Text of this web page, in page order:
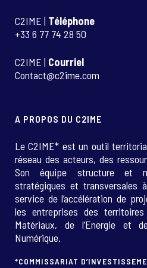
C2IME | Téléphone
+33 6 77 74 28 50
C2IME | Courriel
Contact@c2ime.com
A PROPOS DU C2IME
Le C2IME* est un outil
réseau des acteurs, des
Son équipe structure et
stratégiques et transversales
service de l’accélération de
les entreprises des
Matériaux, de l’Energie et
Numérique.
*COMMISSARIAT